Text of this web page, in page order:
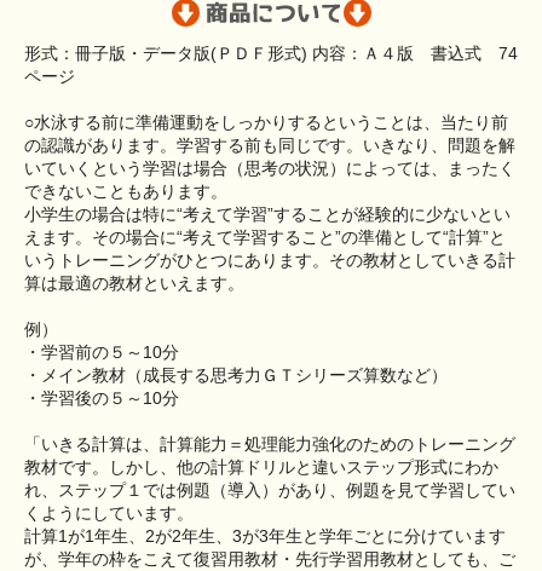
形式：冊子版・データ版(ＰＤＦ形式) 内容：Ａ４版 書込式 74
ページ
○水泳する前に準備運動をしっかりするということは、当たり前
の認識があります。学習する前も同じです。いきなり、問題を解
いていくという学習は場合（思考の状況）によっては、まったく
できないこともあります。
小学生の場合は特に“考えて学習”することが経験的に少ないとい
えます。その場合に“考えて学習すること”の準備として“計算”と
いうトレーニングがひとつにあります。その教材としていきる計
算は最適の教材といえます。
例）
・学習前の５～10分
・メイン教材（成長する思考力ＧＴシリーズ算数など）
・学習後の５～10分
「いきる計算は、計算能力＝処理能力強化のためのトレーニング
教材です。しかし、他の計算ドリルと違いステップ形式にわか
れ、ステップ１では例題（導入）があり、例題を見て学習してい
くようにしています。
計算1が1年生、2が2年生、3が3年生と学年ごとに分けています
が、学年の枠をこえて復習用教材・先行学習用教材としても、ご